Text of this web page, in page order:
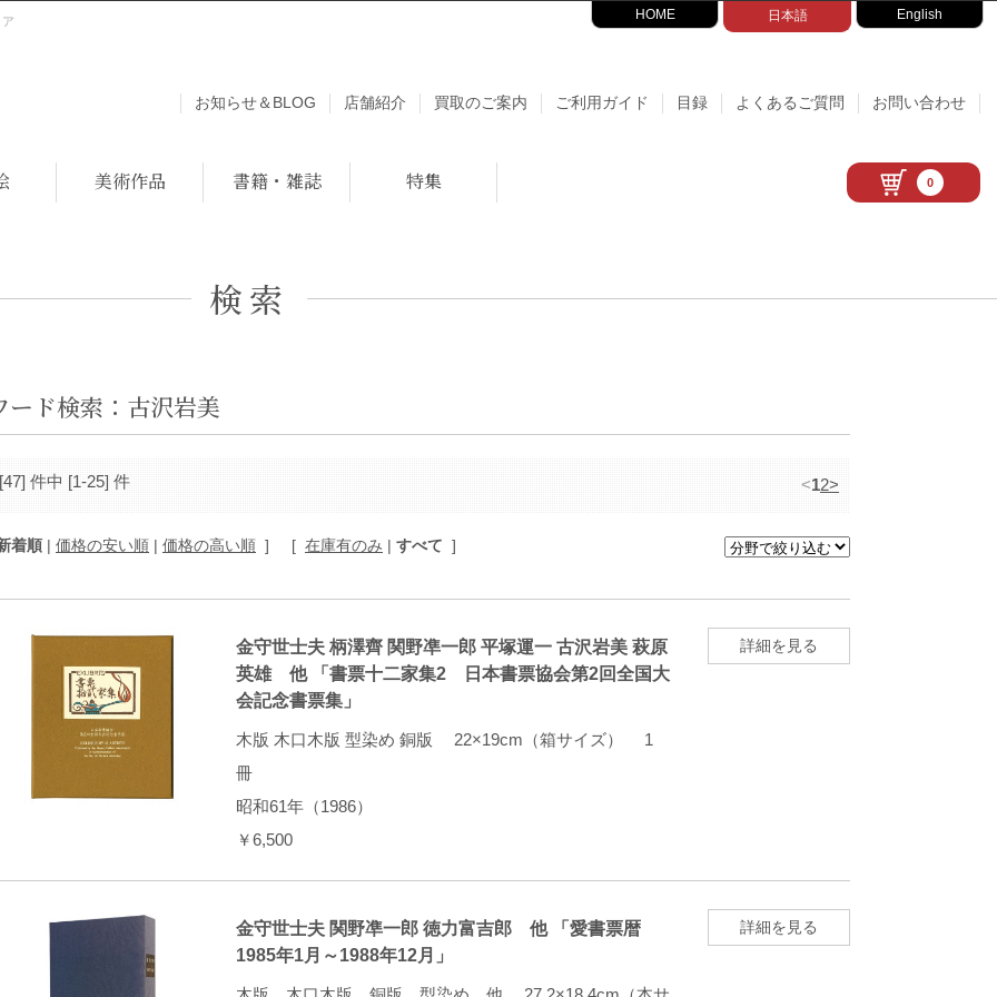
HOME 日本語 English
お知らせ＆BLOG 店舗紹介 買取のご案内 ご利用ガイド 目録 よくあるご質問 お問い合わせ
美術作品 書籍・雑誌 特集 0
検索
ード検索：古沢岩美
[47] 件中 [1-25] 件 <12>
着順 | 価格の安い順 | 価格の高い順 ] [ 在庫有のみ | すべて ]
金守世士夫 柄澤齊 関野凖一郎 平塚運一 古沢岩美 萩原
英雄 他 「書票十二家集2 日本書票協会第2回全国大
会記念書票集」
木版 木口木版 型染め 銅版 22×19cm（箱サイズ） 1
冊
昭和61年（1986）
￥6,500
詳細を見る
金守世士夫 関野凖一郎 徳力富吉郎 他 「愛書票暦
1985年1月～1988年12月」
詳細を見る